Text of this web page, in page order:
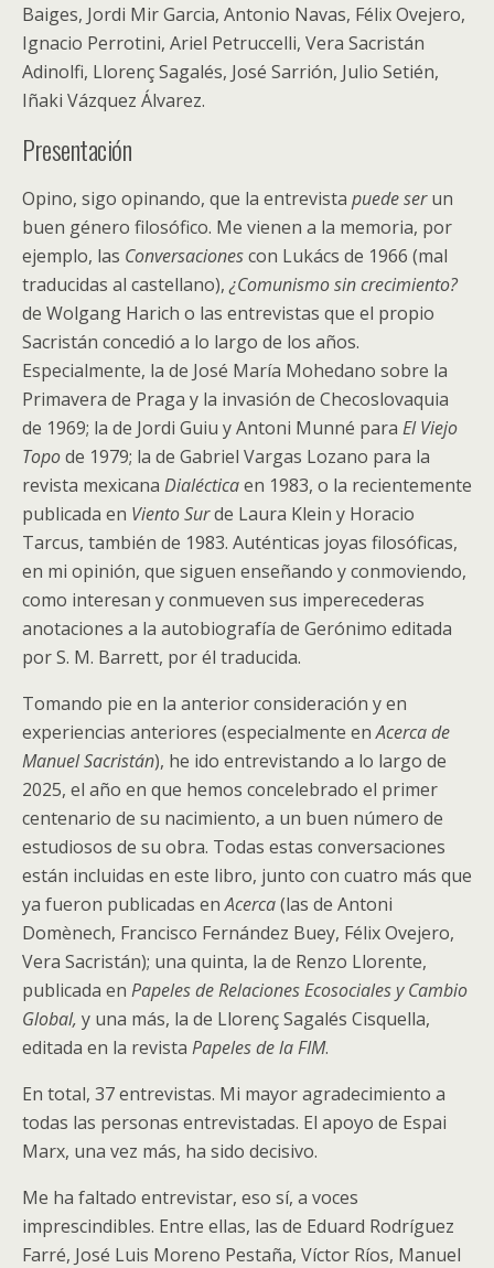
Baiges, Jordi Mir Garcia, Antonio Navas, Félix Ovejero,
Ignacio Perrotini, Ariel Petruccelli, Vera Sacristán
Adinolfi, Llorenç Sagalés, José Sarrión, Julio Setién,
Iñaki Vázquez Álvarez.
Presentación
Opino, sigo opinando, que la entrevista puede serun
buen género filosófico. Me vienen a la memoria, por
ejemplo, las Conversacionescon Lukács de 1966 (mal
traducidas al castellano), ¿Comunismo sin crecimiento?
de Wolgang Harich o las entrevistas que el propio
Sacristán concedió a lo largo de los años.
Especialmente, la de José María Mohedano sobre la
Primavera de Praga y la invasión de Checoslovaquia
de 1969; la de Jordi Guiu y Antoni Munné para El Viejo
Topode 1979; la de Gabriel Vargas Lozano para la
revista mexicana Dialécticaen 1983, o la recientemente
publicada en Viento Surde Laura Klein y Horacio
Tarcus, también de 1983. Auténticas joyas filosóficas,
en mi opinión, que siguen enseñando y conmoviendo,
como interesan y conmueven sus imperecederas
anotaciones a la autobiografía de Gerónimo editada
por S. M. Barrett, por él traducida.
Tomando pie en la anterior consideración y en
experiencias anteriores (especialmente enAcerca de
Manuel Sacristán), he ido entrevistando a lo largo de
2025, el año en que hemos concelebrado el primer
centenario de su nacimiento, a un buen número de
estudiosos de su obra. Todas estas conversaciones
están incluidas en este libro, junto con cuatro más que
ya fueron publicadas enAcerca(las de Antoni
Domènech, Francisco Fernández Buey, Félix Ovejero,
Vera Sacristán); una quinta, la de Renzo Llorente,
publicada en Papeles de Relaciones Ecosociales y Cambio
Global, y una más, la de Llorenç Sagalés Cisquella,
editada en la revista Papeles de la FIM.
En total, 37 entrevistas. Mi mayor agradecimiento a
todas las personas entrevistadas. El apoyo de Espai
Marx, una vez más, ha sido decisivo.
Me ha faltado entrevistar, eso sí, a voces
imprescindibles. Entre ellas, las de Eduard Rodríguez
Farré, José Luis Moreno Pestaña, Víctor Ríos, Manuel